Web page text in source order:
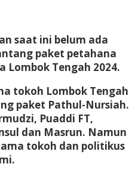
saat ini belum ada
paket petahana
Lombok Tengah 2024.
tokoh Lombok Tengah
paket Pathul-Nursiah.
Puaddi FT,
dan Masrun. Namun
tokoh dan politikus